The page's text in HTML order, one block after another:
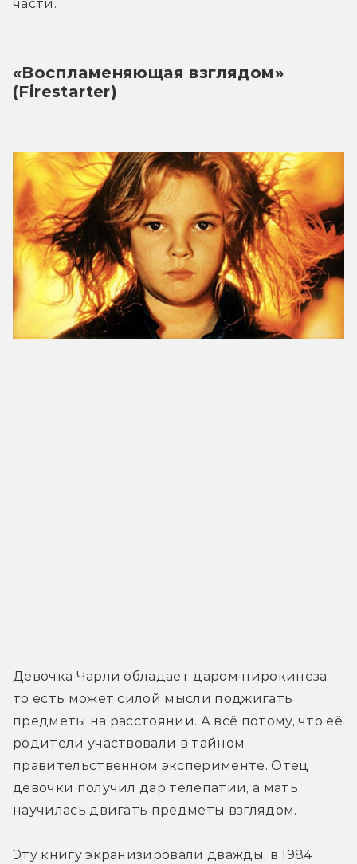
части.
«Воспламеняющая взглядом»
(Firestarter)
Девочка Чарли обладает даром пирокинеза,
то есть может силой мысли поджигать
предметы на расстоянии. А всё потому, что её
родители участвовали в тайном
правительственном эксперименте. Отец
девочки получил дар телепатии, а мать
научилась двигать предметы взглядом.
Эту книгу экранизировали дважды: в 1984